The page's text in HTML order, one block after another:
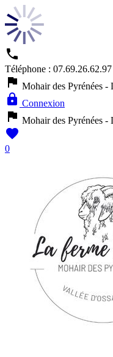

Téléphone : 07.69.26.62.97
 Mohair des Pyrénées -
 Connexion
 Mohair des Pyrénées -

0